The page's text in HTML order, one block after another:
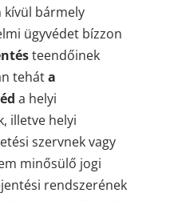
kívül bármely
ügyvédet bízzon
teendőinek
teháta
a helyi
illetve helyi
szervnek vagy
minősülő jogi
rendszerének